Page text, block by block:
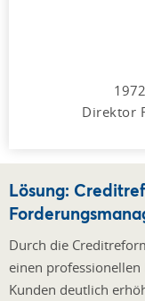
Direktor
Lösung:
Durch die
einen
Kunden deutlich